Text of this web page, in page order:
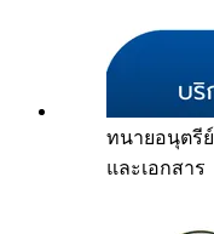
ทนายอนุตรีย์
และเอกสาร